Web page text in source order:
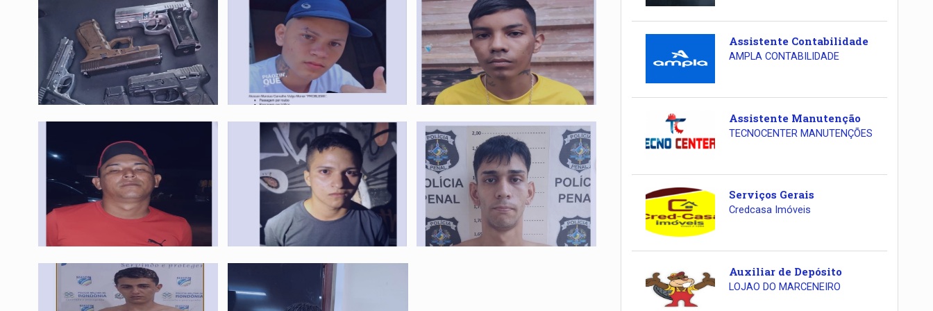
Assistente Contabilidade
AMPLA CONTABILIDADE
Assistente Manutenção
TECNOCENTER MANUTENÇÕES
Serviços Gerais
Credcasa Imóveis
Auxiliar de Depósito
LOJAO DO MARCENEIRO